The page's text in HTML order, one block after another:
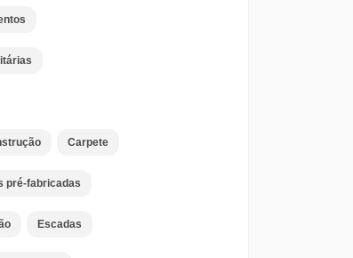
Carpete
pré-fabricadas
Escadas